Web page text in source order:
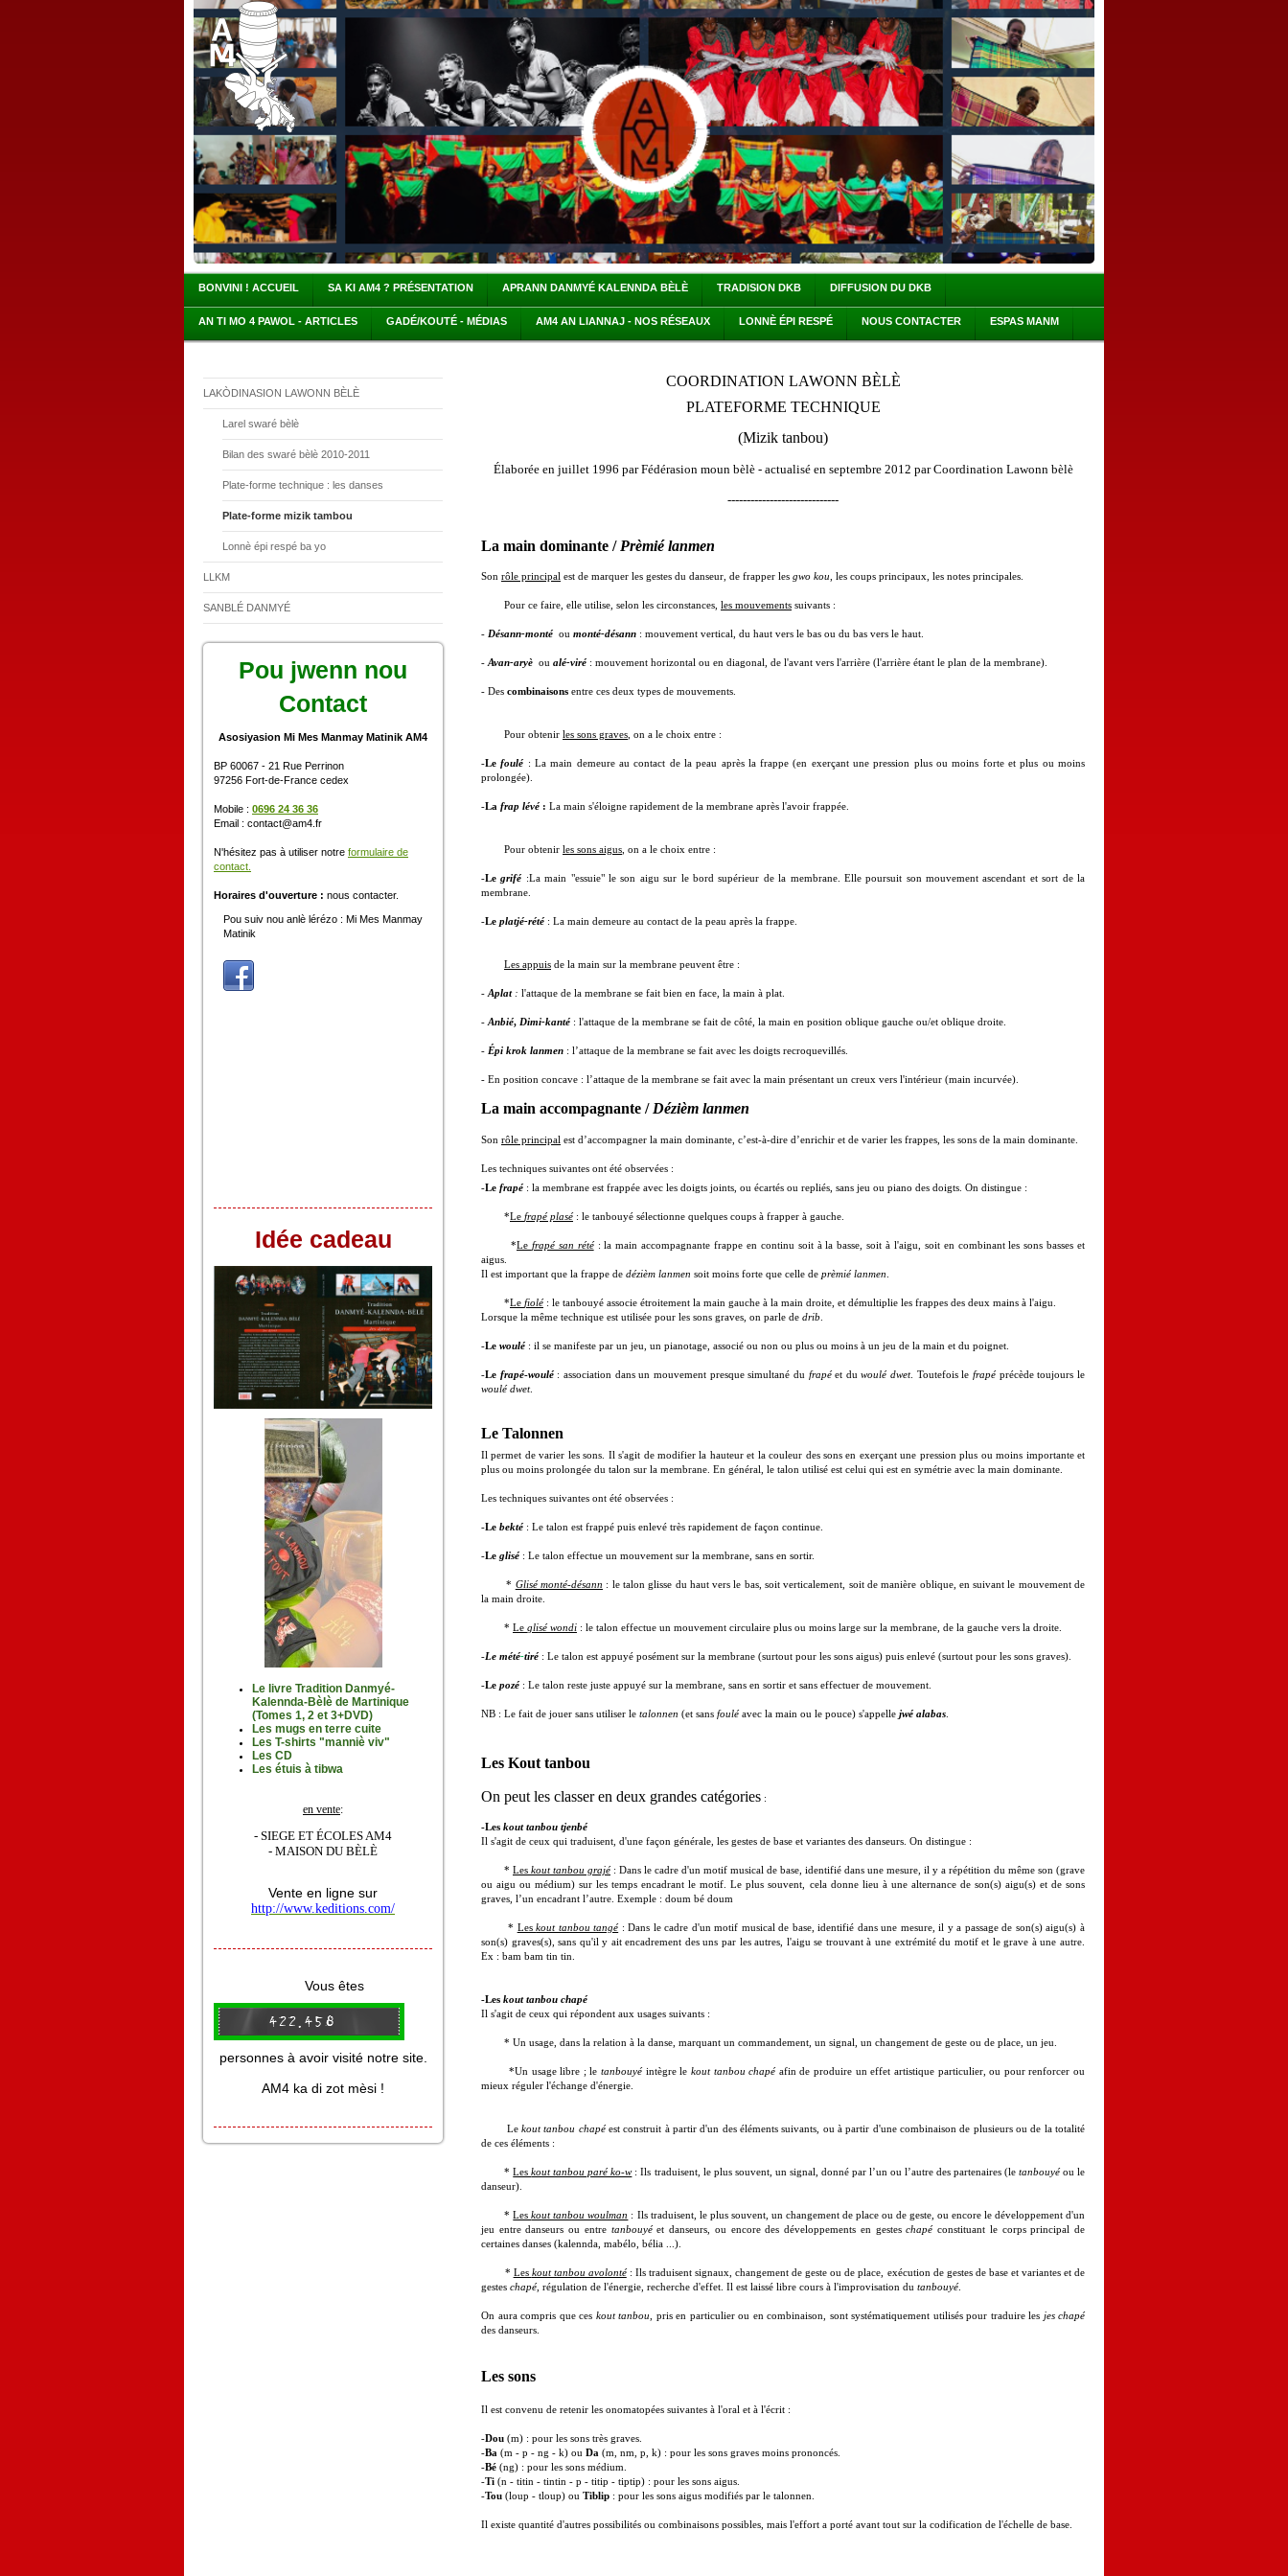
BONVINI ! ACCUEIL SA KI AM4 ? PRÉSENTATION APRANN DANMYÉ KALENNDA BÈLÈ TRADISION DKB DIFFUSION DU DKB
AN TI MO 4 PAWOL - ARTICLES GADÉ/KOUTÉ - MÉDIAS AM4 AN LIANNAJ - NOS RÉSEAUX LONNÈ ÉPI RESPÉ NOUS CONTACTER ESPAS MANM
LAKÒDINASION LAWONN BÈLÈ
Larel swaré bèlè
Bilan des swaré bèlè 2010-2011
Plate-forme technique : les danses
Plate-forme mizik tambou
Lonnè épi respé ba yo
LLKM
SANBLÉ DANMYÉ
Pou jwenn nou
Contact
Asosiyasion Mi Mes Manmay Matinik AM4
BP 60067 - 21 Rue Perrinon
97256 Fort-de-France cedex
Mobile : 0696 24 36 36
Email : contact@am4.fr
N'hésitez pas à utiliser notre formulaire de
contact.
Horaires d'ouverture : nous contacter.
Pou suiv nou anlè lérézo : Mi Mes Manmay
Matinik
Idée cadeau
Le livre Tradition Danmyé-
Kalennda-Bèlè de Martinique
(Tomes 1, 2 et 3+DVD)
Les mugs en terre cuite
Les T-shirts "manniè viv"
Les CD
Les étuis à tibwa
en vente:
- SIEGE ET ÉCOLES AM4
- MAISON DU BÈLÈ
Vente en ligne sur
http://www.keditions.com/
Vous êtes
personnes à avoir visité notre site.
AM4 ka di zot mèsi !
COORDINATION LAWONN BÈLÈ
PLATEFORME TECHNIQUE
(Mizik tanbou)
Élaborée en juillet 1996 par Fédérasion moun bèlè - actualisé en septembre 2012 par Coordination Lawonn bèlè
-----------------------------
La main dominante / Prèmié lanmen
Son rôle principal est de marquer les gestes du danseur, de frapper les gwo kou , les coups principaux, les notes principales.
Pour ce faire, elle utilise, selon les circonstances, les mouvements suivants :
- Désann-monté ou monté-désann : mouvement vertical, du haut vers le bas ou du bas vers le haut.
- Avan-aryè ou alé-viré : mouvement horizontal ou en diagonal, de l'avant vers l'arrière (l'arrière étant le plan de la membrane).
- Des combinaisons entre ces deux types de mouvements.
Pour obtenir les sons graves , on a le choix entre :
-Lefoulé : La main demeure au contact de la peau après la frappe (en exerçant une pression plus ou moins forte et plus ou moins
prolongée).
-La frap lévé : La main s'éloigne rapidement de la membrane après l'avoir frappée.
Pour obtenir les sons aigus , on a le choix entre :
-Legrifé :La main "essuie" le son aigu sur le bord supérieur de la membrane. Elle poursuit son mouvement ascendant et sort de la
membrane.
-Le platjé-rété : La main demeure au contact de la peau après la frappe.
Les appuis de la main sur la membrane peuvent être :
- Aplat : l'attaque de la membrane se fait bien en face, la main à plat.
- Anbié, Dimi-kanté : l'attaque de la membrane se fait de côté, la main en position oblique gauche ou/et oblique droite.
- Épi krok lanmen : l’attaque de la membrane se fait avec les doigts recroquevillés.
- En position concave : l’attaque de la membrane se fait avec la main présentant un creux vers l'intérieur (main incurvée).
La main accompagnante / Dézièm lanmen
Son rôle principal est d’accompagner la main dominante, c’est-à-dire d’enrichir et de varier les frappes, les sons de la main dominante.
Les techniques suivantes ont été observées :
-Le frapé : la membrane est frappée avec les doigts joints, ou écartés ou repliés, sans jeu ou piano des doigts. On distingue :
*Le frapé plasé : le tanbouyé sélectionne quelques coups à frapper à gauche.
*Le frapé san rété: la main accompagnante frappe en continu soit à la basse, soit à l'aigu, soit en combinant les sons basses et
aigus.
Il est important que la frappe de dézièm lanmen soit moins forte que celle de prèmié lanmen
*Le fiolé : le tanbouyé associe étroitement la main gauche à la main droite, et démultiplie les frappes des deux mains à l'aigu.
Lorsque la même technique est utilisée pour les sons graves, on parle de drib
-Le woulé : il se manifeste par un jeu, un pianotage, associé ou non ou plus ou moins à un jeu de la main et du poignet.
-Le frapé-woulé: association dans un mouvement presque simultané du frapéet duwoulé dwet. Toutefois lefrapé précède toujours le
woulé dwet.
Le Talonnen
Il permet de varier les sons. Il s'agit de modifier la hauteur et la couleur des sons en exerçant une pression plus ou moins importante et
plus ou moins prolongée du talon sur la membrane. En général, le talon utilisé est celui qui est en symétrie avec la main dominante.
Les techniques suivantes ont été observées :
-Le bekté : Le talon est frappé puis enlevé très rapidement de façon continue.
-Le glisé : Le talon effectue un mouvement sur la membrane, sans en sortir.
* Glisé monté-désann : le talon glisse du haut vers le bas, soit verticalement, soit de manière oblique, en suivant le mouvement de
la main droite.
* Le glisé wondi : le talon effectue un mouvement circulaire plus ou moins large sur la membrane, de la gauche vers la droite.
-Le mété-tiré : Le talon est appuyé posément sur la membrane (surtout pour les sons aigus) puis enlevé (surtout pour les sons graves).
-Le pozé : Le talon reste juste appuyé sur la membrane, sans en sortir et sans effectuer de mouvement.
NB : Le fait de jouer sans utiliser le talonnen (et sans foulé avec la main ou le pouce) s'appelle jwé alabas
Les Kout tanbou
On peut les classer en deux grandes catégories :
-Les kout tanbou tjenbé
Il s'agit de ceux qui traduisent, d'une façon générale, les gestes de base et variantes des danseurs. On distingue :
* Les kout tanbou grajé : Dans le cadre d'un motif musical de base, identifié dans une mesure, il y a répétition du même son (grave
ou aigu ou médium) sur les temps encadrant le motif. Le plus souvent, cela donne lieu à une alternance de son(s) aigu(s) et de sons
graves, l’un encadrant l’autre. Exemple : doum bé doum
* Leskout tanbou tangé : Dans le cadre d'un motif musical de base, identifié dans une mesure, il y a passage de son(s) aigu(s) à
son(s) graves(s), sans qu'il y ait encadrement des uns par les autres, l'aigu se trouvant à une extrémité du motif et le grave à une autre.
Ex : bam bam tin tin.
-Les kout tanbou chapé
Il s'agit de ceux qui répondent aux usages suivants :
* Un usage, dans la relation à la danse, marquant un commandement, un signal, un changement de geste ou de place, un jeu.
*Un usage libre ; letanbouyé intègre le kout tanbou chapé afin de produire un effet artistique particulier, ou pour renforcer ou
mieux réguler l'échange d'énergie.
Lekout tanbou chapéest construit à partir d'un des éléments suivants, ou à partir d'une combinaison de plusieurs ou de la totalité
de ces éléments :
*Leskout tanbou paré ko-w: Ils traduisent, le plus souvent, un signal, donné par l’un ou l’autre des partenaires (le tanbouyéou le
danseur).
*Leskout tanbou woulman : Ils traduisent, le plus souvent, un changement de place ou de geste, ou encore le développement d'un
jeu entre danseurs ou entre tanbouyéet danseurs, ou encore des développements en gesteschapé constituant le corps principal de
certaines danses (kalennda, mabélo, bélia ...).
* Les kout tanbou avolonté: Ils traduisent signaux, changement de geste ou de place, exécution de gestes de base et variantes et de
gestes chapé , régulation de l'énergie, recherche d'effet. Il est laissé libre cours à l'improvisation du tanbouyé
On aura compris que ces kout tanbou , pris en particulier ou en combinaison, sont systématiquement utilisés pour traduire les jes chapé
des danseurs.
Les sons
Il est convenu de retenir les onomatopées suivantes à l'oral et à l'écrit :
-Dou (m) : pour les sons très graves.
-Ba (m - p - ng - k) ou Da (m, nm, p, k) : pour les sons graves moins prononcés.
-Bé (ng) : pour les sons médium.
-Ti (n - titin - tintin - p - titip - tiptip) : pour les sons aigus.
-Tou (loup - tloup) ou Tiblip : pour les sons aigus modifiés par le talonnen.
Il existe quantité d'autres possibilités ou combinaisons possibles, mais l'effort a porté avant tout sur la codification de l'échelle de base.